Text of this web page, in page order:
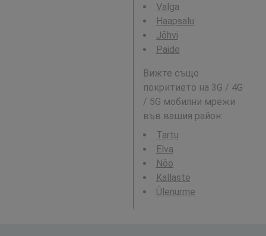
Valga
Haapsalu
Jõhvi
Paide
Вижте също
покритието на 3G / 4G
/ 5G мобилни мрежи
във вашия район:
Tartu
Elva
Nõo
Kallaste
Ülenurme